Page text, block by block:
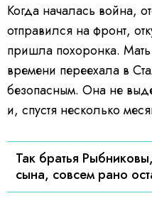
Когда началась война,
отправился на фронт,
пришла похоронка.
времени переехала в
безопасным. Она не
и, спустя несколько
Так братья
сына, совсем рано